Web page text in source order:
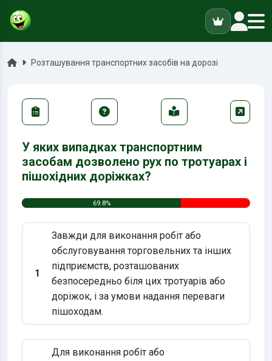
ГоловнаРозташування транспортних засобів на дорозі
У яких випадках транспортним
засобам дозволено рух по тротуарах і
пішохідних доріжках?
69.8%
Варіант 1:
1
Завжди для виконання робіт або
обслуговування торговельних та інших
підприємств, розташованих
безпосередньо біля цих тротуарів або
доріжок, і за умови надання переваги
пішоходам.
Для виконання робіт або